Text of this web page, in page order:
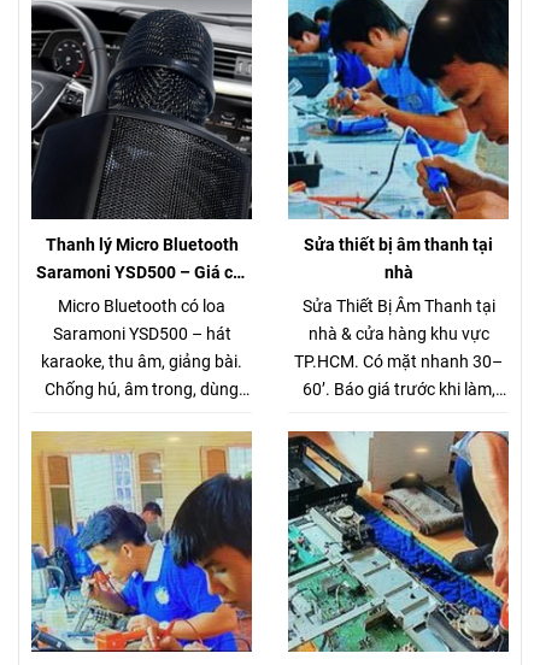
168 162.
tại Võ Văn Tần, Q3.
Thanh lý Micro Bluetooth
Saramoni YSD500 – Giá chỉ
280.000đ (Hàng chuẩn gần 1
triệu)
Micro Bluetooth có loa
Saramoni YSD500 – hát
karaoke, thu âm, giảng bài.
Chống hú, âm trong, dùng
thanh lý 280K.
Sửa thiết bị âm thanh tại
nhà
Sửa Thiết Bị Âm Thanh tại
nhà & cửa hàng khu vực
TP.HCM. Có mặt nhanh 30–
60’. Báo giá trước khi làm,